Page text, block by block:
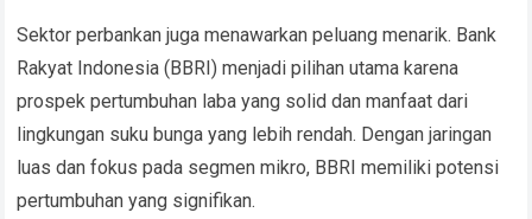
Sektor perbankan juga menawarkan peluang menarik. Bank
Rakyat Indonesia (BBRI) menjadi pilihan utama karena
prospek pertumbuhan laba yang solid dan manfaat dari
lingkungan suku bunga yang lebih rendah. Dengan jaringan
luas dan fokus pada segmen mikro, BBRI memiliki potensi
pertumbuhan yang signifikan.